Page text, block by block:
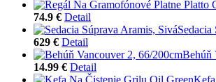
74.9 € Detail
Sedacia
629 € Detail
Behúň
14.99 € Detail